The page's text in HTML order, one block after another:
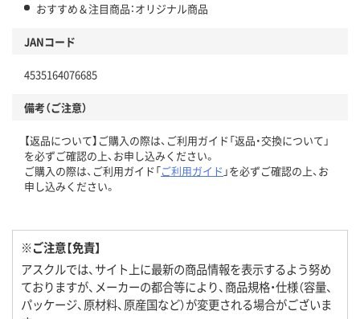
おすすめ＆注目商品：オリジナル商品
JANコード
4535164076685
備考（ご注意）
【返品について】ご購入の際は、ご利用ガイド「返品・交換について」
を必ずご確認の上、お申し込みください。
ご購入の際は、ご利用ガイド「ご利用ガイド 」を必ずご確認の上、お
申し込みください。
※ご注意【免責】
アスクルでは、サイト上に最新の商品情報を表示するよう努め
ておりますが、メーカーの都合等により、商品規格・仕様（容量、
パッケージ、原材料、原産国など）が変更される場合がございま